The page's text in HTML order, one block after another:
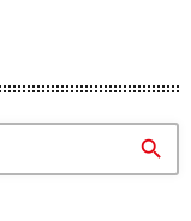
search